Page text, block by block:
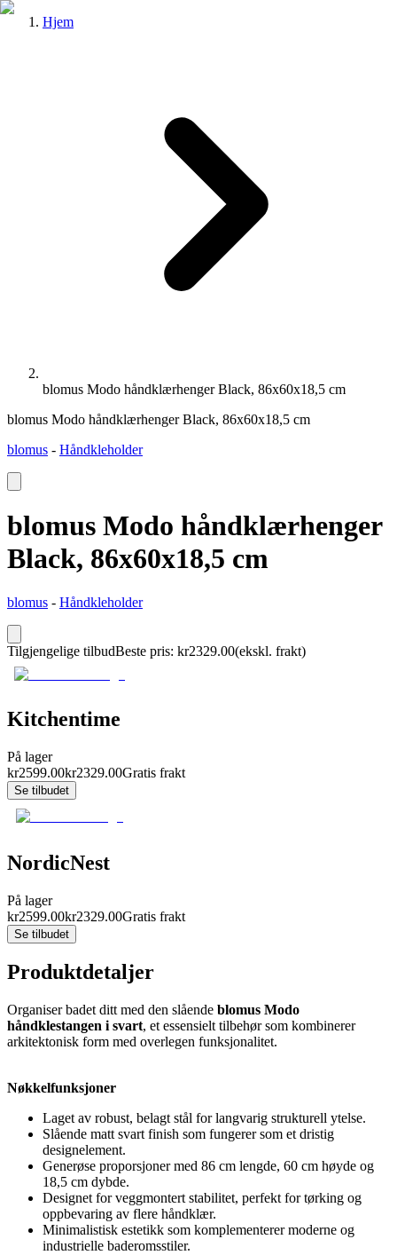
Hjem
blomus Modo håndklærhenger Black, 86x60x18,5 cm
blomus Modo håndklærhenger Black, 86x60x18,5 cm
blomus - Håndkleholder
blomus Modo håndklærhenger
Black, 86x60x18,5 cm
blomus - Håndkleholder
Tilgjengelige tilbudBeste pris: kr2329.00(ekskl. frakt)
Kitchentime
På lager
kr2599.00kr2329.00Gratis frakt
Se tilbudet
NordicNest
På lager
kr2599.00kr2329.00Gratis frakt
Se tilbudet
Produktdetaljer
Organiser badet ditt med den slående blomus Modo
håndklestangen i svart, et essensielt tilbehør som kombinerer
arkitektonisk form med overlegen funksjonalitet.
Nøkkelfunksjoner
Laget av robust, belagt stål for langvarig strukturell ytelse.
Slående matt svart finish som fungerer som et dristig
designelement.
Generøse proporsjoner med 86 cm lengde, 60 cm høyde og
18,5 cm dybde.
Designet for veggmontert stabilitet, perfekt for tørking og
oppbevaring av flere håndklær.
Minimalistisk estetikk som komplementerer moderne og
industrielle baderomsstiler.